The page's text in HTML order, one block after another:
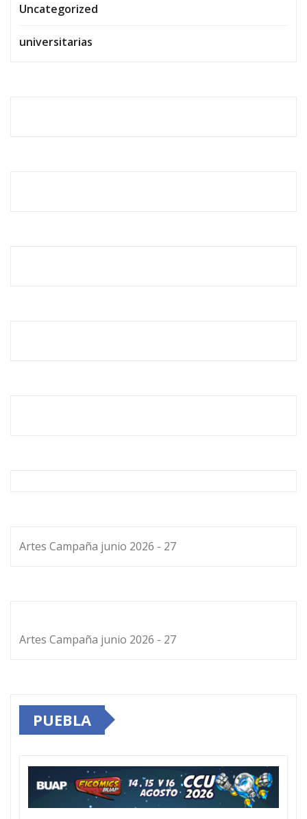
Uncategorized
universitarias
Artes Campaña junio 2026 - 27
Artes Campaña junio 2026 - 27
PUEBLA